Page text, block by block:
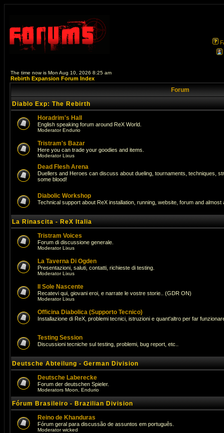
The time now is Mon Aug 10, 2026 8:25 am
Rebirth Expansion Forum Index
Forum
Diablo Exp: The Rebirth
Horadrim's Hall
English speaking forum around ReX World.
ModeratorEndurio
Tristram's Bazar
Here you can trade your goodies and items.
ModeratorLixus
Dead Flesh Arena
Duellers and Heroes can discuss about dueling, tournaments, techniques,
some blood!
Diabolic Workshop
Technical support about ReX installation, running, website, forum and
La Rinascita - ReX Italia
Tristram Voices
Forum di discussione generale.
ModeratorLixus
La Taverna Di Ogden
Presentazioni, saluti, contatti, richieste di testing.
ModeratorLixus
Il Sole Nascente
Recatevi qui, giovani eroi, e narrate le vostre storie.. (GDR ON)
ModeratorLixus
Officina Diabolica (Supporto Tecnico)
Installazione di ReX, problemi tecnici, istruzioni e quant'altro per far
Testing Session
Discussioni tecniche sul testing, problemi, bug report, etc..
Deutsche Abteilung - German Division
Deutsche Laberecke
Forum der deutschen Spieler.
Moderators Moon Endurio
Fórum Brasileiro - Brazilian Division
Reino de Khanduras
Fórum geral para discussão de assuntos em português.
Moderatorwicked